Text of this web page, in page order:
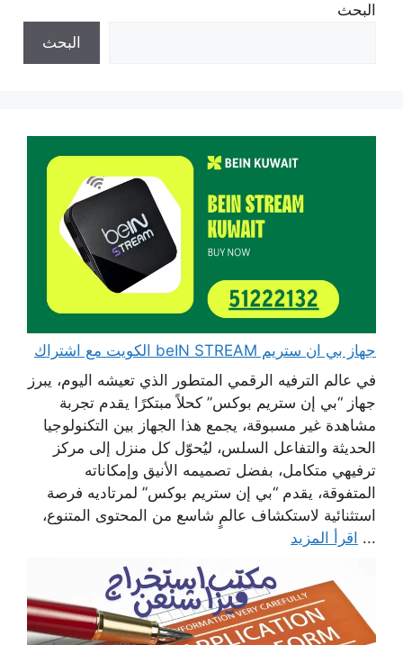
البحث
البحث
جهاز بي ان ستريم beIN STREAM الكويت مع اشتراك
في عالم الترفيه الرقمي المتطور الذي تعيشه اليوم، يبرز
جهاز “بي إن ستريم بوكس” كحلاً مبتكرًا يقدم تجربة
مشاهدة غير مسبوقة، يجمع هذا الجهاز بين التكنولوجيا
الحديثة والتفاعل السلس، ليُحوّل كل منزل إلى مركز
ترفيهي متكامل، بفضل تصميمه الأنيق وإمكاناته
المتفوقة، يقدم “بي إن ستريم بوكس” لمرتاديه فرصة
استثنائية لاستكشاف عالمٍ شاسع من المحتوى المتنوع،
... اقرأ المزيد